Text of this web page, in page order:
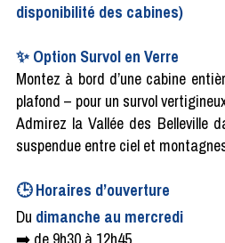
disponibilité des cabines)
✨ Option Survol en Verre
Montez à bord d’une cabine
plafond – pour un survol
Admirez la Vallée des Belleville
suspendue entre ciel et
🕒 Horaires d’ouverture
Du dimanche au mercredi